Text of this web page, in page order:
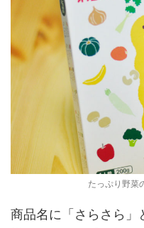
たっぷり野菜
商品名に「さらさら」